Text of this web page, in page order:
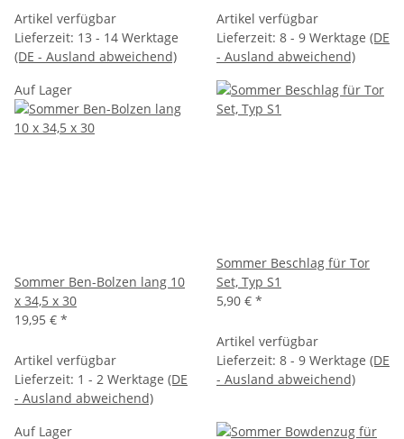
Artikel verfügbar
Lieferzeit: 13 - 14 Werktage
(DE - Ausland abweichend)
Artikel verfügbar
Lieferzeit: 8 - 9 Werktage (DE
- Ausland abweichend)
Auf Lager
Sommer Ben-Bolzen lang 10
x 34,5 x 30
19,95 € *
Artikel verfügbar
Lieferzeit: 1 - 2 Werktage (DE
- Ausland abweichend)
Sommer Beschlag für Tor
Set, Typ S1
5,90 € *
Artikel verfügbar
Lieferzeit: 8 - 9 Werktage (DE
- Ausland abweichend)
Auf Lager